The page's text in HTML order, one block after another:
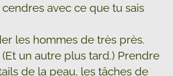
avec ce que tu sais
les hommes de très près.
un autre plus tard.) Prendre
de la peau, les tâches de